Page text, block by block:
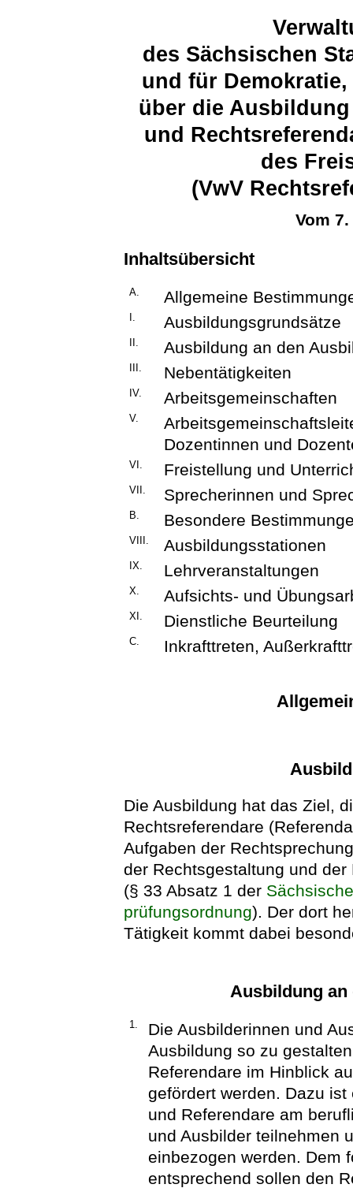
des Sächsischen
und für
über die
und
des
(VwV
Vom
Inhaltsübersicht
A. Allgemeine
I. Ausbildungsgrundsätze
II. Ausbildung an den
III. Nebentätigkeiten
IV. Arbeitsgemeinschaften
V.
Dozentinnen und
VI. Freistellung und
VII. Sprecherinnen und
B. Besondere
VIII. Ausbildungsstationen
IX. Lehrveranstaltungen
X. Aufsichts- und
XI. Dienstliche Beurteilung
C. Inkrafttreten,
Die Ausbildung hat das Ziel,
Rechtsreferendare
Aufgaben der
der Rechtsgestaltung und
(§ 33 Absatz 1 der
prüfungsordnung). Der dort
Tätigkeit kommt dabei
Ausbildung
1.
Die Ausbilderinnen und
Ausbildung so zu
Referendare im Hinblick
gefördert werden. Dazu
und Referendare am
und Ausbilder teilnehmen
einbezogen werden. Dem
entsprechend sollen den